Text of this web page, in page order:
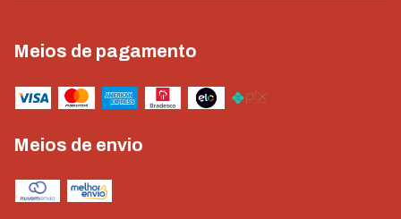
Meios de pagamento
Meios de envio